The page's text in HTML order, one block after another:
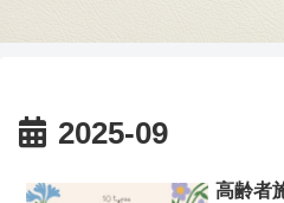
2025-09
高齢者